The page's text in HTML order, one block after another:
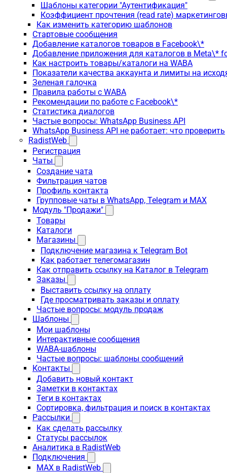
Шаблоны категории "Аутентификация"
Коэффициент прочтения (read rate)
Как изменить категорию шаблонов
Стартовые сообщения
Добавление каталогов товаров в Facebook\*
Добавление приложения для каталогов в Meta\*
Как настроить товары/каталоги на WABA
Показатели качества аккаунта и лимиты на
Зеленая галочка
Правила работы с WABA
Рекомендации по работе с Facebook\*
Статистика диалогов
Частые вопросы: WhatsApp Business API
WhatsApp Business API не работает: что проверить
RadistWeb
Регистрация
Чаты
Создание чата
Фильтрация чатов
Профиль контакта
Групповые чаты в WhatsApp, Telegram и MAX
Модуль "Продажи"
Товары
Каталоги
Магазины
Подключение магазина к Telegram Bot
Как работает телегомагазин
Как отправить ссылку на Каталог в Telegram
Заказы
Выставить ссылку на оплату
Где просматривать заказы и оплату
Частые вопросы: модуль продаж
Шаблоны
Мои шаблоны
Интерактивные сообщения
WABA-шаблоны
Частые вопросы: шаблоны сообщений
Контакты
Добавить новый контакт
Заметки в контактах
Теги в контактах
Сортировка, фильтрация и поиск в контактах
Рассылки
Как сделать рассылку
Статусы рассылок
Аналитика в RadistWeb
Подключения
MAX в RadistWeb